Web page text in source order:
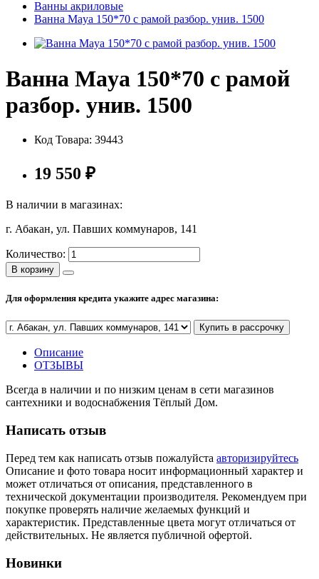
Хозяйственные товары
Строительные товары
Полезные статьи
Новости и Акции
Оплата и доставка
Сервис-центр
Условия возврата товара
Ванны акриловые
Ванна Maya 150*70 с рамой разбор. унив. 1500
Ванна Maya 150*70 с рамой
разбор. унив. 1500
Код Товара: 39443
19 550 ₽
В наличии в магазинах:
г. Абакан, ул. Павших коммунаров, 141
Количество:
В корзину
Для оформления кредита укажите адрес магазина:
Купить в рассрочку
Описание
ОТЗЫВЫ
Всегда в наличии и по низким ценам в сети магазинов
сантехники и водоснабжения Тёплый Дом.
Написать отзыв
Перед тем как написать отзыв пожалуйста авторизируйтесь
Описание и фото товара носит информационный характер и
может отличаться от описания, представленного в
технической документации производителя. Рекомендуем при
покупке проверять наличие желаемых функций и
характеристик. Представленные цвета могут отличаться от
действительных. Не является публичной офертой.
Новинки